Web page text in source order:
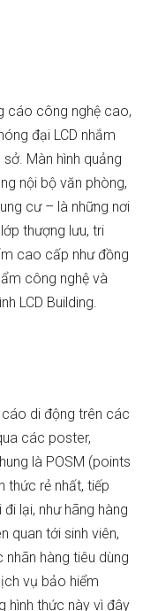
cáo công nghệ cao,
đại LCD nhắm
Màn hình quảng
nội bộ văn phòng,
cư – là những nơi
thượng lưu, tri
cao cấp như đồng
công nghệ và
LCD Building.
cáo di động trên các
các poster,
là POSM (points
thức rẻ nhất, tiếp
lại, như hãng hàng
quan tới sinh viên,
nhãn hàng tiêu dùng
vụ bảo hiểm
hình thức này vì đây